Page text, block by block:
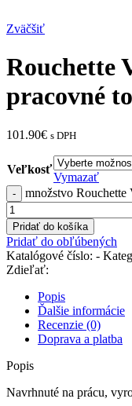
Zväčšiť
Rouchette
pracovné
101.90€ s DPH
Veľkosť
Vymazať
množstvo Rouchette
Pridať do košíka
Pridať do obľúbených
Katalógové číslo: -
Zdieľať:
Popis
Ďalšie informácie
Recenzie (0)
Doprava a platba
Popis
Navrhnuté na prácu,